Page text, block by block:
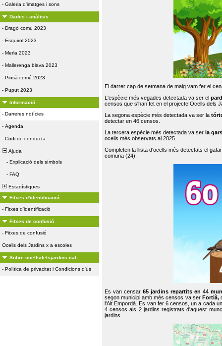
- Galeria d'imatges i sons
Dades i anàlisis
- Dragó comú 2023
- Esquirol 2023
- Merla 2023
- Mallerenga blava 2023
- Pinsà comú 2023
- Puput 2023
Informació
- Darreres notícies
- Agenda
- Codi de conducta
Ajuda
- Explicació dels símbols
- FAQ
Estadístiques
Fitxes d'identificació
- Fitxes d'identificació
Fitxes de confusió
- Fitxes de confusió
Ocells dels Jardins x a escoles
Sobre ocellsdelsjardins.cat
- Política de privacitat i Condicions d'ús
El darrer cap de setmana de maig vam fer el
L'espècie més vegades detectada va ser el
censos que s'han fet en el projecte Ocells dels
La segona espècie més detectada va ser la
detectar en 46 censos.
La tercera espècie més detectada va ser la
ocells més observats al 2025.
Completen la llista d'ocells més detectats el
comuna (24).
Es van censar65 jardins repartits en 44
segon municipi amb més censos va ser Fortià,
l'Alt Empordà. Es van fer 6 censos, un a cada
4 censos als 2 jardins registrats d'aquest
jardins.